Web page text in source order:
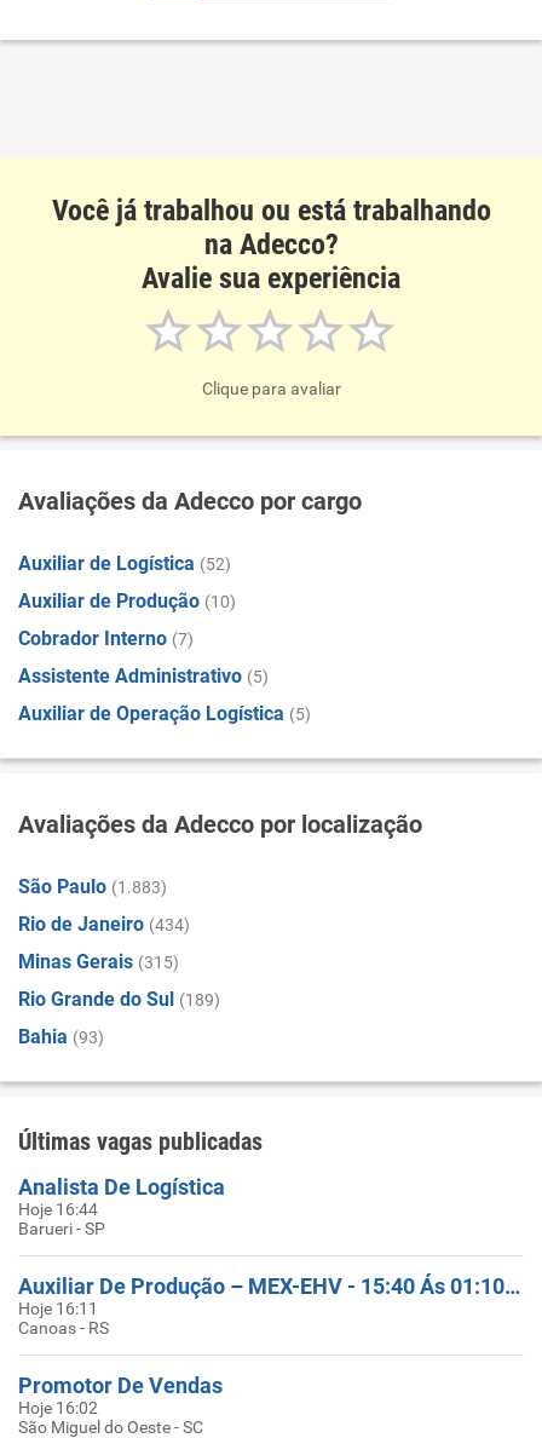
Você já trabalhou ou está trabalhando
na Adecco?
Avalie sua experiência
Clique para avaliar
Avaliações da Adecco por cargo
Auxiliar de Logística (52)
Auxiliar de Produção (10)
Cobrador Interno (7)
Assistente Administrativo (5)
Auxiliar de Operação Logística (5)
Avaliações da Adecco por localização
São Paulo (1.883)
Rio de Janeiro (434)
Minas Gerais (315)
Rio Grande do Sul (189)
Bahia (93)
Últimas vagas publicadas
Analista De Logística
Hoje 16:44
Barueri - SP
Auxiliar De Produção – MEX-EHV - 15:40 Ás 01:10 - Canoas/RS
Hoje 16:11
Canoas - RS
Promotor De Vendas
Hoje 16:02
São Miguel do Oeste - SC